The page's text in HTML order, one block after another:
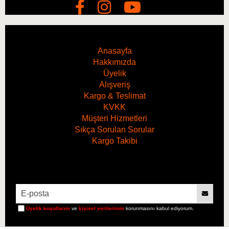
ve/veya çalışma solüsyonunun konsantrasyonunu
Ürünün kumaşla temas süresi maksimum 5 dakika olmalıdır.
Çözeltiyi kurumaya bırakmayın.
Her zaman renk kararlılığını test edin.
Çok derine işlemiş kirlerde, kumaş durulama etkisini
hızlandırmak ve güçlendirmek için ADBL Tekstil Durulama
Anasayfa
Hakkımızda
Üyelik
Alışveriş
Kargo & Teslimat
KVKK
Müşteri Hizmetleri
Sıkça Sorulan Sorular
Kargo Takibi
Üyelik koşullarını vekişisel verilerimin korunmasını kabul ediyorum.